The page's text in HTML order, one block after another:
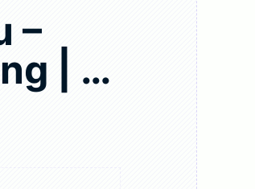
–
| …